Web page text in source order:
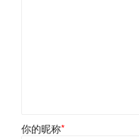
你的昵称*